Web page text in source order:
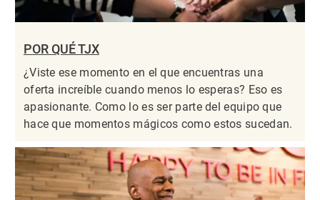
POR QUÉ TJX
¿Viste ese momento en el que encuentras una
oferta increíble cuando menos lo esperas? Eso es
apasionante. Como lo es ser parte del equipo que
hace que momentos mágicos como estos sucedan.